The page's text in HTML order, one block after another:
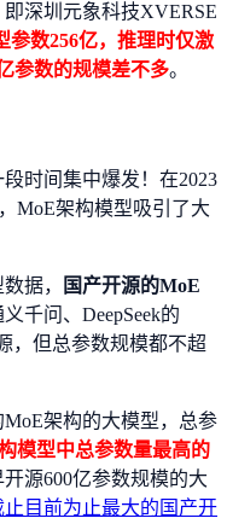
深圳元象科技XVERSE
参数256亿，推理时仅激
参数的规模差不多。
时间集中爆发！在2023
MoE架构模型吸引了大
据，
国产开源的MoE
千问、DeepSeek的
，但总参数规模都不超
架构的大模型，总参
模型中总参数量最高的
源600亿参数规模的大
止目前为止最大的国产开